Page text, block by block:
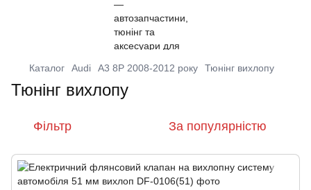
Каталог Audi A3 8P 2008-2012 року Тюнінг вихлопу
Тюнінг вихлопу
Фільтр За популярністю